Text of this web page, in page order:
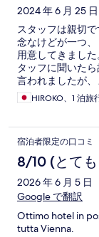
2024 年 6 月 25 日
スタッフは親切
念なけどが一つ
用意してきまし
タッフに聞いた
言われましたが
て部屋で手洗いし
HIROKO、1 泊旅
宿泊者限定の口コミ
8/10 (とて
2026 年 6 月 5 日
Google で翻訳
Ottimo hotel in
tutta Vienna.